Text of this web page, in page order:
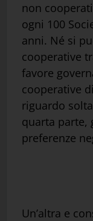
non
ogni 100
anni. Né si
cooperative
favore
cooperative
riguardo
quarta parte,
preferenze
Un’altra e